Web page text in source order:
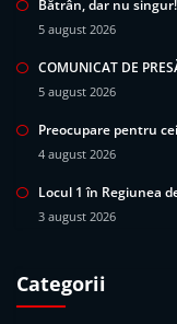
Bătrân, dar nu singur!
5 august 2026
COMUNICAT DE
5 august 2026
Preocupare pentru
4 august 2026
Locul 1 în Regiunea
3 august 2026
Categorii